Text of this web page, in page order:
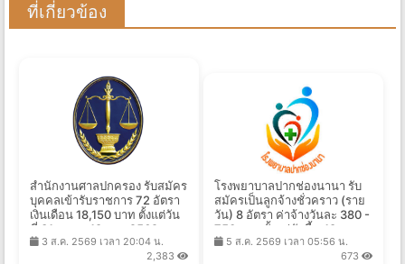
ที่เกี่ยวข้อง
สำนักงานศาลปกครอง รับสมัคร
บุคคลเข้ารับราชการ 72 อัตรา
เงินเดือน 18,150 บาท ตั้งแต่วัน
ที่ 31 ส.ค. - 18 ก.ย. 2569
3 ส.ค. 2569 เวลา 20:04 น.
2,383
โรงพยาบาลปากช่องนานา รับ
สมัครเป็นลูกจ้างชั่วคราว (ราย
วัน) 8 อัตรา ค่าจ้างวันละ 380 -
750 บาท ตั้งแต่บัดนี้ - 18 ส.ค.
2569
5 ส.ค. 2569 เวลา 05:56 น.
673